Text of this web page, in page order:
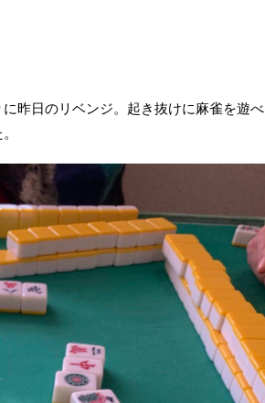
昨日のリベンジ。起き抜けに麻雀を遊べ